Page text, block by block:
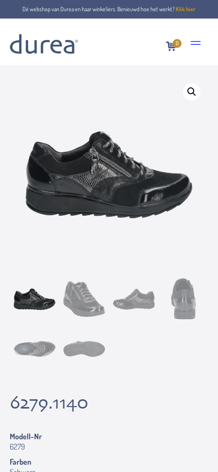
Dé webshop van Durea en haar winkeliers. Benieuwd hoe het werkt?Klik hier
0
Home Schnürschuhe
6279.1140
Modell-Nr
6279
Farben